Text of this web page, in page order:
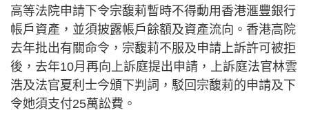
高等法院申請下令宗馥莉暫時不得動用香港滙豐銀行
帳戶資產，並須披露帳戶餘額及資產流向。香港高院
去年批出有關命令，宗馥莉不服及申請上訴許可被拒
後，去年10月再向上訴庭提出申請，上訴庭法官林雲
浩及法官夏利士今頒下判詞，駁回宗馥莉的申請及下
令她須支付25萬訟費。